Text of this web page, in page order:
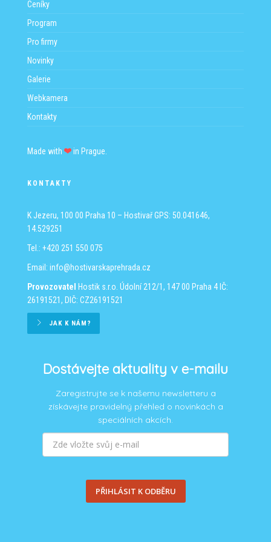
Ceníky
Program
Pro firmy
Novinky
Galerie
Webkamera
Kontakty
Made with in Prague.
KONTAKTY
K Jezeru, 100 00 Praha 10 – HostivařGPS: 50.041646,
14.529251
Tel.: +420 251 550 075
Email: info@hostivarskaprehrada.cz
Provozovatel
Hostik s.r.o. Údolní 212/1, 147 00 Praha 4 IČ:
26191521, DIČ: CZ26191521
JAK K NÁM?
Dostávejte aktuality v e-mailu
Zaregistrujte se k našemu newsletteru a
získávejte pravidelný přehled o novinkách a
speciálních akcích.
PŘIHLÁSIT K ODBĚRU